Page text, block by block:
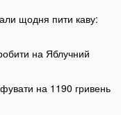
щодня пити каву:
на Яблучний
на 1190 гривень